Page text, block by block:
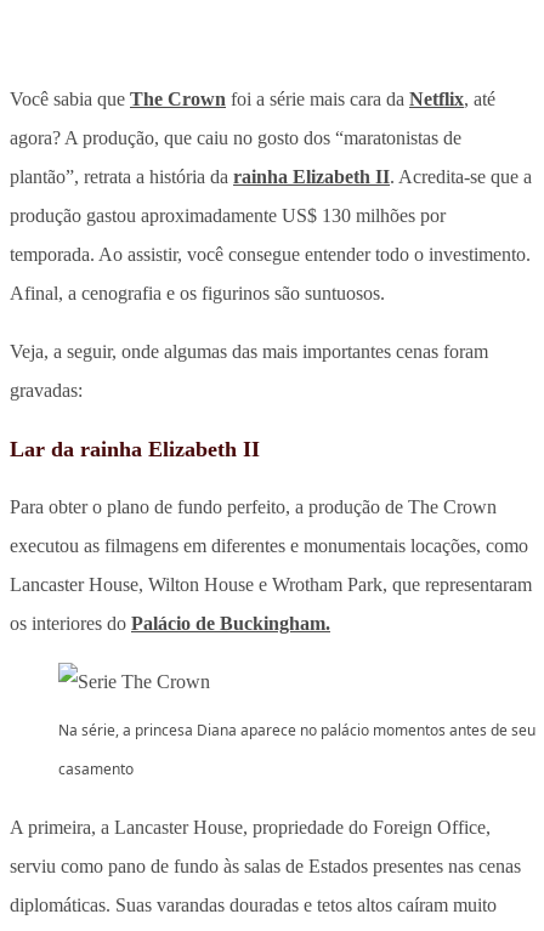
Você sabia que The Crown foi a série mais cara da Netflix, até
agora? A produção, que caiu no gosto dos “maratonistas de
plantão”, retrata a história da rainha Elizabeth II. Acredita-se que a
produção gastou aproximadamente US$ 130 milhões por
temporada. Ao assistir, você consegue entender todo o investimento.
Afinal, a cenografia e os figurinos são suntuosos.
Veja, a seguir, onde algumas das mais importantes cenas foram
gravadas:
Lar da rainha Elizabeth II
Para obter o plano de fundo perfeito, a produção de The Crown
executou as filmagens em diferentes e monumentais locações, como
Lancaster House, Wilton House e Wrotham Park, que representaram
os interiores do Palácio de Buckingham.
Na série, a princesa Diana aparece no palácio momentos antes de seu
casamento
A primeira, a Lancaster House, propriedade do Foreign Office,
serviu como pano de fundo às salas de Estados presentes nas cenas
diplomáticas. Suas varandas douradas e tetos altos caíram muito